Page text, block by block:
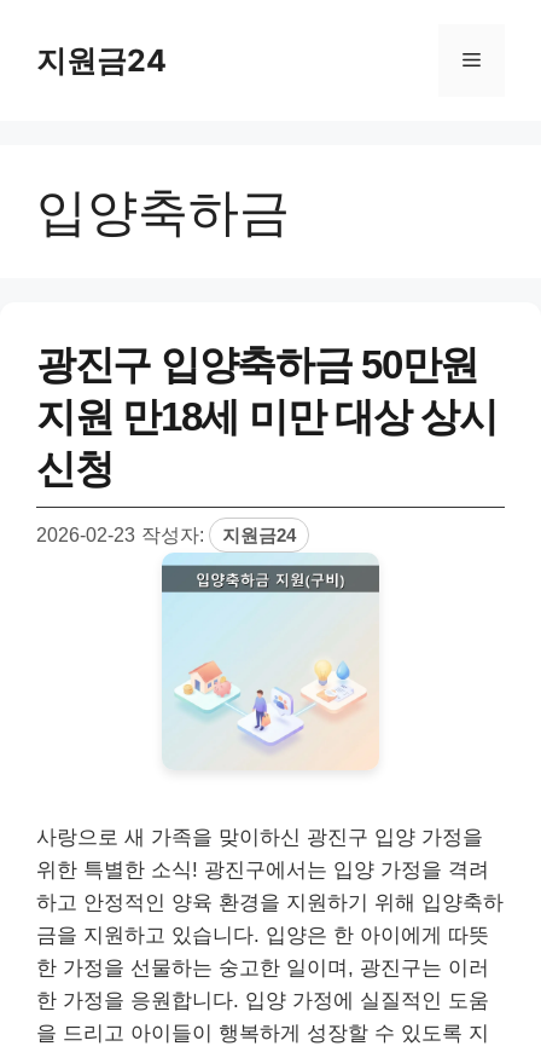
지원금24 메
입양축하금
광진구 입양축하금 50만원
지원 만18세 미만 대상 상시
신청
2026-02-23 작성자: 지원금24
사랑으로 새 가족을 맞이하신 광진구 입양 가정을
위한 특별한 소식! 광진구에서는 입양 가정을 격려
하고 안정적인 양육 환경을 지원하기 위해 입양축하
금을 지원하고 있습니다. 입양은 한 아이에게 따뜻
한 가정을 선물하는 숭고한 일이며, 광진구는 이러
한 가정을 응원합니다. 입양 가정에 실질적인 도움
을 드리고 아이들이 행복하게 성장할 수 있도록 지